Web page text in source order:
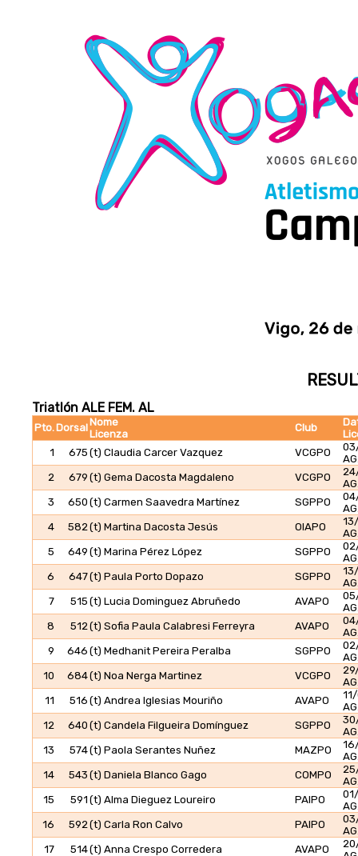
Pto.DorsalNome
Licenza
Club
1
675 (t) Claudia Carcer Vazquez VCGPO
2
679 (t) Gema Dacosta Magdaleno VCGPO
3
650 (t) Carmen Saavedra Martínez SGPPO
4
582(t) Martina Dacosta Jesús OIAPO
5
649 (t) Marina Pérez López SGPPO
6
647(t) Paula Porto Dopazo SGPPO
7
515 (t) Lucia Dominguez Abruñedo AVAPO
8
512(t) Sofia Paula Calabresi Ferreyra AVAPO
9
646 (t) Medhanit Pereira Peralba SGPPO
10
684(t) Noa Nerga Martinez VCGPO
11
516 (t) Andrea Iglesias Mouriño AVAPO
12
640 (t) Candela Filgueira Domínguez SGPPO
13
574(t) Paola Serantes Nuñez MAZPO
14
543 (t) Daniela Blanco Gago COMPO
15
591 (t) Alma Dieguez Loureiro PAIPO
16
592(t) Carla Ron Calvo PAIPO
17
514(t) Anna Crespo Corredera AVAPO
Triatlón ALE FEM. AL